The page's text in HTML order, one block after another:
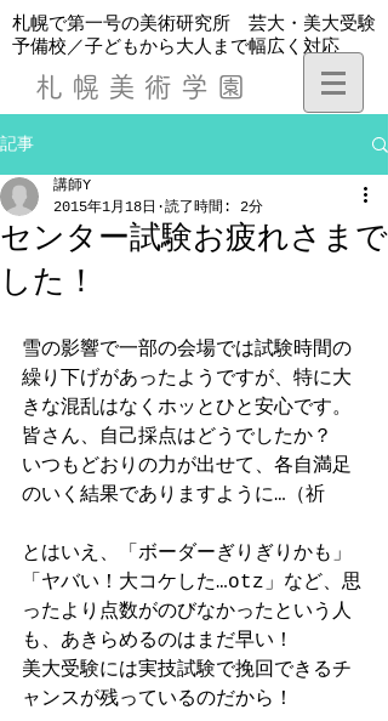
札幌美術学園
​札幌で第一号の美術研究所 芸大・美大受験
予備校／子どもから大人まで幅広く対応
記事
センター試験お疲れさまで
した！
講師Y
2015年1月18日
読了時間: 2分
雪の影響で一部の会場では試験時間の
繰り下げがあったようですが、特に大
きな混乱はなくホッとひと安心です。
皆さん、自己採点はどうでしたか？
いつもどおりの力が出せて、各自満足
のいく結果でありますように…（祈
とはいえ、「ボーダーぎりぎりかも」
「ヤバい！大コケした…otz」など、思
ったより点数がのびなかったという人
も、あきらめるのはまだ早い！
美大受験には実技試験で挽回できるチ
ャンスが残っているのだから！